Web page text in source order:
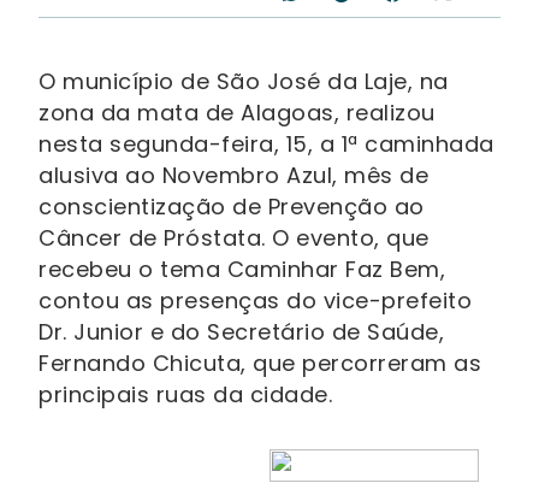
O município de São José da Laje, na
zona da mata de Alagoas, realizou
nesta segunda-feira, 15, a 1ª caminhada
alusiva ao Novembro Azul, mês de
conscientização de Prevenção ao
Câncer de Próstata. O evento, que
recebeu o tema Caminhar Faz Bem,
contou as presenças do vice-prefeito
Dr. Junior e do Secretário de Saúde,
Fernando Chicuta, que percorreram as
principais ruas da cidade.